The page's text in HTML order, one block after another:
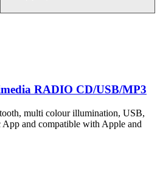
RADIO CD/USB/MP3
multi colour illumination, USB,
App and compatible with Apple and